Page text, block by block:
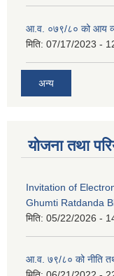
आ.व. ०७९/८० को आय
मिति: 07/17/2023 -
अन्य
योजना तथा
Invitation of
Ghumti Ratdanda
मिति: 05/22/2026 -
आ.व. ७९/८० को नीति